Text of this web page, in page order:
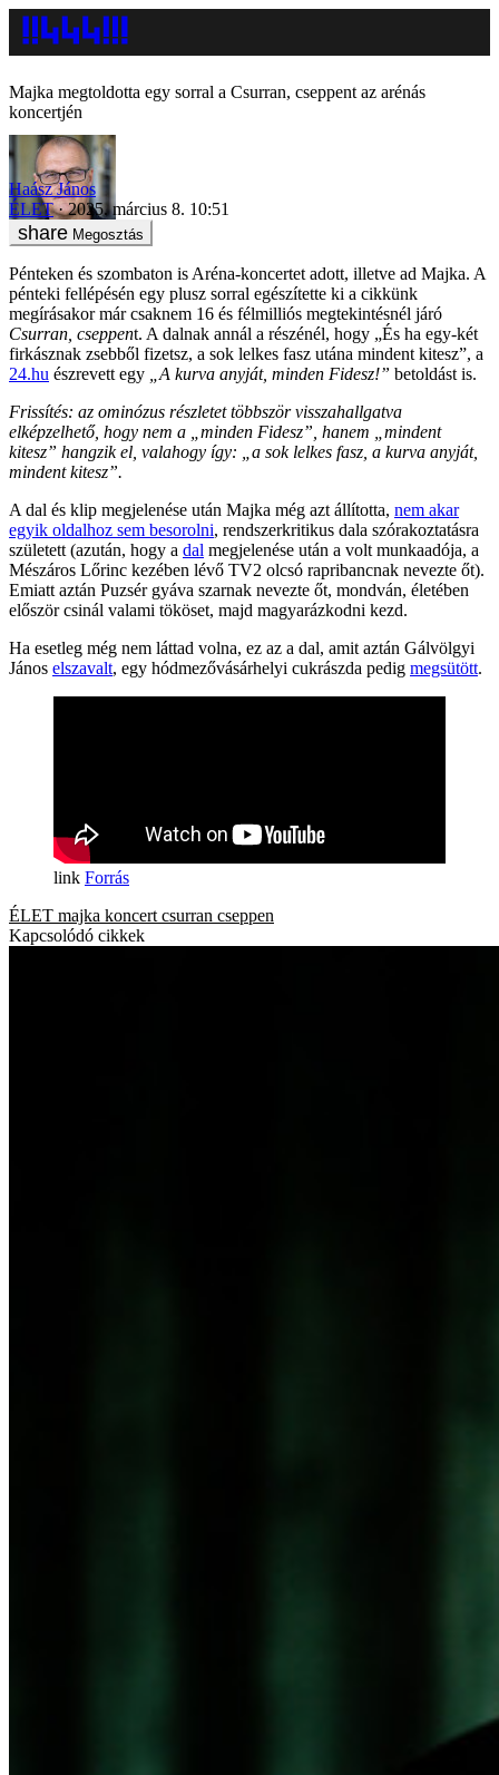
Majka megtoldotta egy sorral a Csurran, cseppent az arénás
koncertjén
Haász János
ÉLET
2025. március 8. 10:51
Megosztás
Pénteken és szombaton is Aréna-koncertet adott, illetve ad Majka. A
pénteki fellépésén egy plusz sorral egészítette ki a cikkünk
megírásakor már csaknem 16 és félmilliós megtekintésnél járó
Csurran, cseppent. A dalnak annál a részénél, hogy „És ha egy-két
firkásznak zsebből fizetsz, a sok lelkes fasz utána mindent kitesz”, a
24.hu észrevett egy „A kurva anyját, minden Fidesz!” betoldást is.
Frissítés: az ominózus részletet többször visszahallgatva
elképzelhető, hogy nem a „minden Fidesz”, hanem „mindent
kitesz” hangzik el, valahogy így: „a sok lelkes fasz, a kurva anyját,
mindent kitesz”.
A dal és klip megjelenése után Majka még azt állította, nem akar
egyik oldalhoz sem besorolni, rendszerkritikus dala szórakoztatásra
született (azután, hogy a dal megjelenése után a volt munkaadója, a
Mészáros Lőrinc kezében lévő TV2 olcsó rapribancnak nevezte őt).
Emiatt aztán Puzsér gyáva szarnak nevezte őt, mondván, életében
először csinál valami tököset, majd magyarázkodni kezd.
Ha esetleg még nem láttad volna, ez az a dal, amit aztán Gálvölgyi
János elszavalt, egy hódmezővásárhelyi cukrászda pedig megsütött.
Forrás
ÉLET majka koncert csurran cseppen
Kapcsolódó cikkek